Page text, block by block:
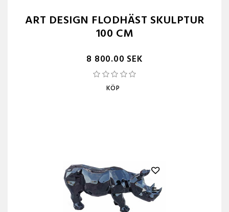
ART DESIGN FLODHÄST SKULPTUR
100 CM
8 800.00 SEK
KÖP